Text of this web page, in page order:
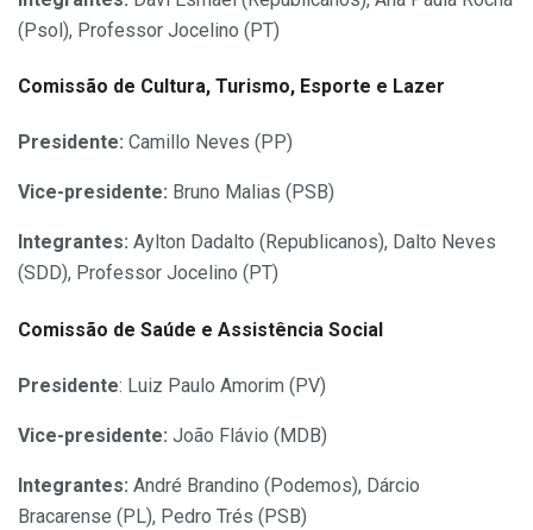
(Psol), Professor Jocelino (PT)
Comissão de Cultura, Turismo, Esporte e Lazer
Presidente: Camillo Neves (PP)
Vice-presidente: Bruno Malias (PSB)
Integrantes: Aylton Dadalto (Republicanos), Dalto Neves
(SDD), Professor Jocelino (PT)
Comissão de Saúde e Assistência Social
Presidente: Luiz Paulo Amorim (PV)
Vice-presidente: João Flávio (MDB)
Integrantes: André Brandino (Podemos), Dárcio
Bracarense (PL), Pedro Trés (PSB)